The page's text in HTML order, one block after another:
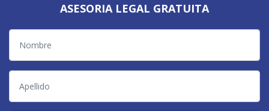
ASESORIA LEGAL GRATUITA
Nombre
Apellido